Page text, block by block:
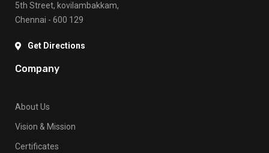
5th Street, kovilambakkam,
Chennai - 600 129
Get Directions
Company
About Us
Vision & Mission
Certificates